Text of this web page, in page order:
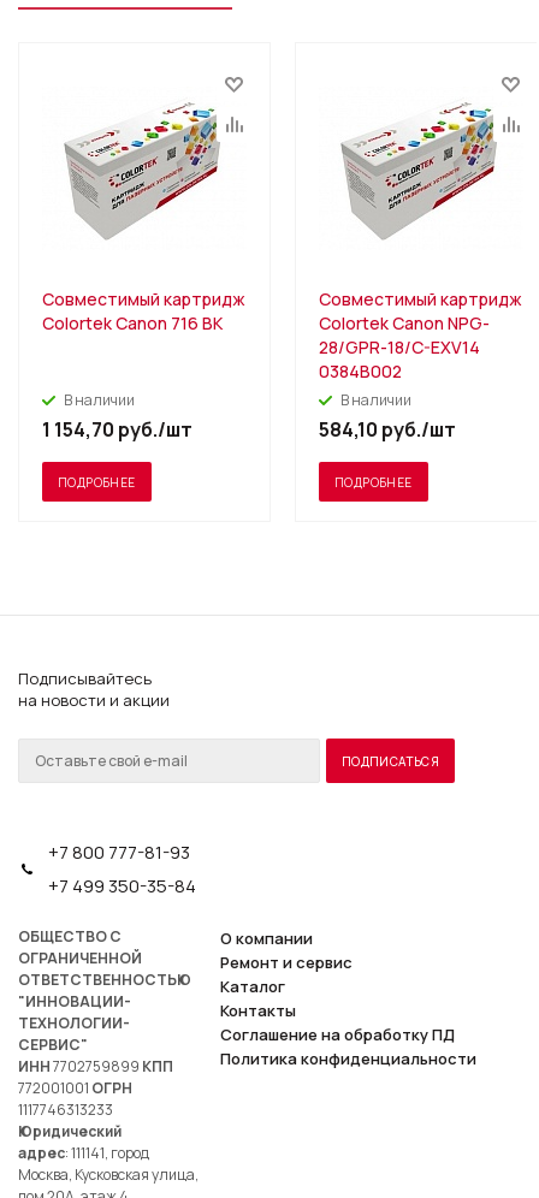
Совместимый картридж
Colortek Canon 716 BK
В наличии
1 154,70 руб./шт
ПОДРОБНЕЕ
Совместимый картридж
Colortek Canon NPG-
28/GPR-18/C-EXV14
0384B002
В наличии
584,10 руб./шт
ПОДРОБНЕЕ
Подписывайтесь
на новости и акции
+7 800 777-81-93
+7 499 350-35-84
ОБЩЕСТВО С
ОГРАНИЧЕННОЙ
ОТВЕТСТВЕННОСТЬЮ
"ИННОВАЦИИ-
ТЕХНОЛОГИИ-
СЕРВИС"
ИНН7702759899 КПП
772001001 ОГРН
1117746313233
Юридический
адрес: 111141, город
Москва, Кусковская улица,
О компании
Ремонт и сервис
Каталог
Контакты
Соглашение на обработку ПД
Политика конфиденциальности